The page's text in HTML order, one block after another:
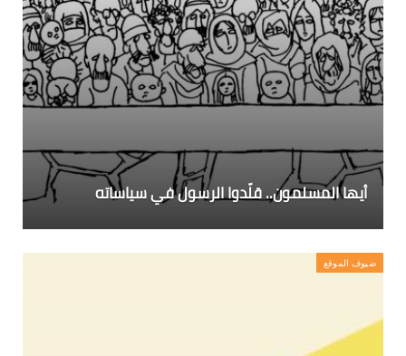
أيها المسلمون.. قلّدوا الرسول في سياساته
ضيوف الموقع